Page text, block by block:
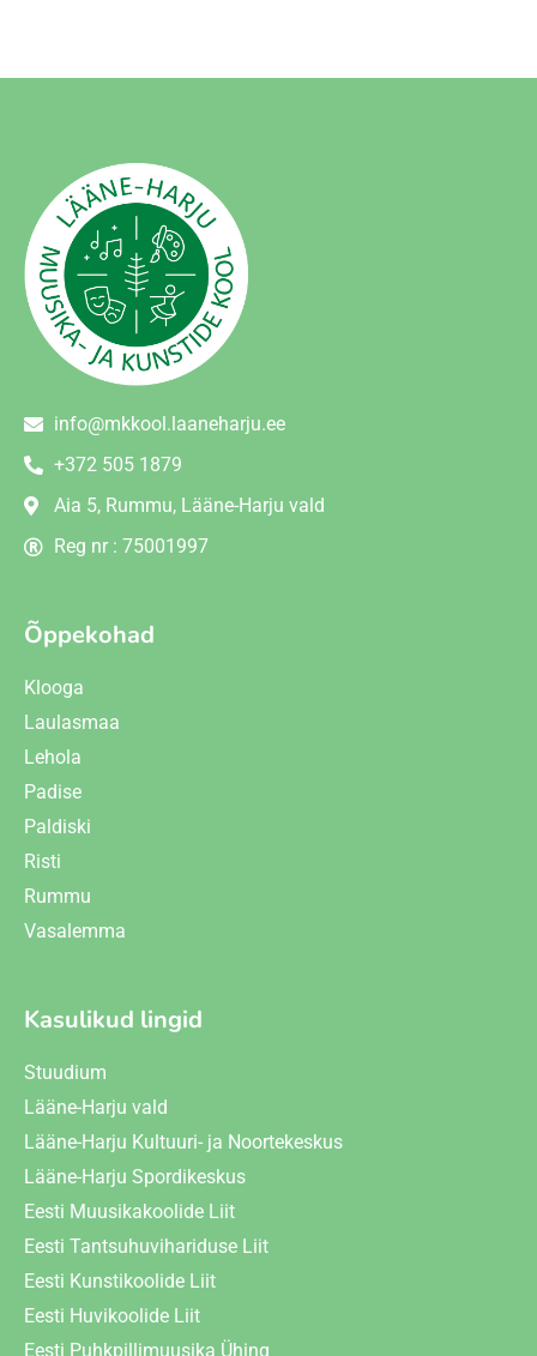
info@mkkool.laaneharju.ee
+372 505 1879
Aia 5, Rummu, Lääne-Harju vald
Reg nr : 75001997
Õppekohad
Klooga
Laulasmaa
Lehola
Padise
Paldiski
Risti
Rummu
Vasalemma
Kasulikud lingid
Stuudium
Lääne-Harju vald
Lääne-Harju Kultuuri- ja Noortekeskus
Lääne-Harju Spordikeskus
Eesti Muusikakoolide Liit
Eesti Tantsuhuvihariduse Liit
Eesti Kunstikoolide Liit
Eesti Huvikoolide Liit
Eesti Puhkpillimuusika Ühing